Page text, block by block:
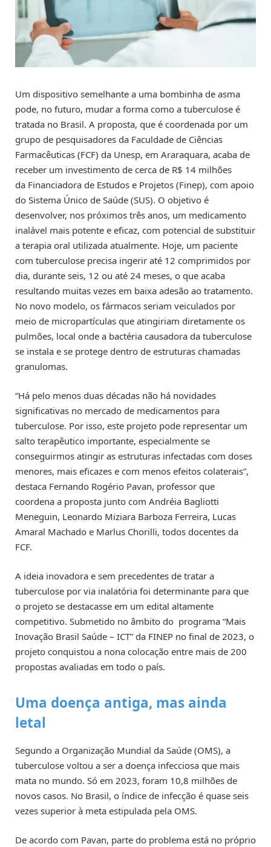
Um dispositivo semelhante a uma bombinha de asma
pode, no futuro, mudar a forma como a tuberculose é
tratada no Brasil. A proposta, que é coordenada por um
grupo de pesquisadores da Faculdade de Ciências
Farmacêuticas (FCF) da Unesp, em Araraquara, acaba de
receber um investimento de cerca de R$ 14 milhões
da Financiadora de Estudos e Projetos (Finep), com apoio
do Sistema Único de Saúde (SUS). O objetivo é
desenvolver, nos próximos três anos, um medicamento
inalável mais potente e eficaz, com potencial de substituir
a terapia oral utilizada atualmente. Hoje, um paciente
com tuberculose precisa ingerir até 12 comprimidos por
dia, durante seis, 12 ou até 24 meses, o que acaba
resultando muitas vezes em baixa adesão ao tratamento.
No novo modelo, os fármacos seriam veiculados por
meio de micropartículas que atingiriam diretamente os
pulmões, local onde a bactéria causadora da tuberculose
se instala e se protege dentro de estruturas chamadas
granulomas.
“Há pelo menos duas décadas não há novidades
significativas no mercado de medicamentos para
tuberculose. Por isso, este projeto pode representar um
salto terapêutico importante, especialmente se
conseguirmos atingir as estruturas infectadas com doses
menores, mais eficazes e com menos efeitos colaterais”,
destaca Fernando Rogério Pavan, professor que
coordena a proposta junto com Andréia Bagliotti
Meneguin, Leonardo Miziara Barboza Ferreira, Lucas
Amaral Machado e Marlus Chorilli, todos docentes da
FCF.
A ideia inovadora e sem precedentes de tratar a
tuberculose por via inalatória foi determinante para que
o projeto se destacasse em um edital altamente
competitivo. Submetido no âmbito do programa “Mais
Inovação Brasil Saúde – ICT” da FINEP no final de 2023, o
projeto conquistou a nona colocação entre mais de 200
propostas avaliadas em todo o país.
Uma doença antiga, mas ainda
letal
Segundo a Organização Mundial da Saúde (OMS), a
tuberculose voltou a ser a doença infecciosa que mais
mata no mundo. Só em 2023, foram 10,8 milhões de
novos casos. No Brasil, o índice de infecção é quase seis
vezes superior à meta estipulada pela OMS.
De acordo com Pavan, parte do problema está no próprio